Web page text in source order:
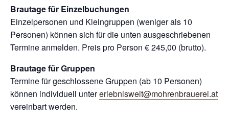
Brautage für Einzelbuchungen
Einzelpersonen und Kleingruppen (weniger als 10
Personen) können sich für die unten ausgeschriebenen
Termine anmelden. Preis pro Person € 245,00 (brutto).
Brautage für Gruppen
Termine für geschlossene Gruppen (ab 10 Personen)
können individuell untererlebniswelt@mohrenbrauerei.at
vereinbart werden.